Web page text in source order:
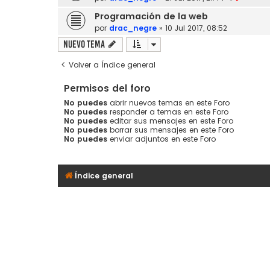
Programación de la web
por drac_negre » 10 Jul 2017, 08:52
Nuevo Tema
Volver a Índice general
Permisos del foro
No puedes abrir nuevos temas en este Foro
No puedes responder a temas en este Foro
No puedes editar sus mensajes en este Foro
No puedes borrar sus mensajes en este Foro
No puedes enviar adjuntos en este Foro
Índice general